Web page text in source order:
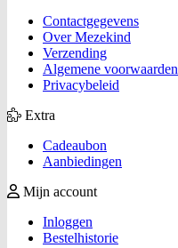
Contactgegevens
Over Mezekind
Verzending
Algemene voorwaarden
Privacybeleid
Extra
Cadeaubon
Aanbiedingen
Mijn account
Inloggen
Bestelhistorie